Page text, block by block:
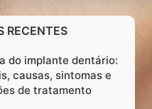
RECENTES
do implante dentário:
causas, sintomas e
de tratamento